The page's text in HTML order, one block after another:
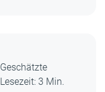
Geschätzte
Lesezeit: 3 Min.